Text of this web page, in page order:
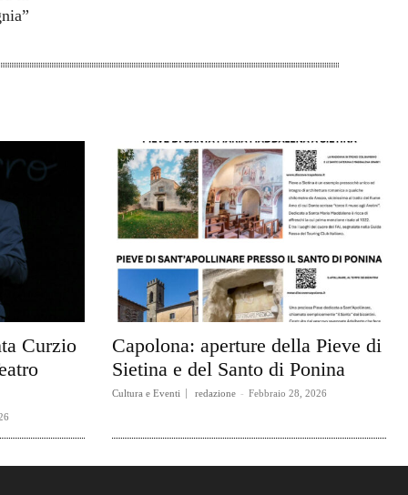
Curzio
Capolona: aperture della Pieve di
Sietina e del Santo di Ponina
Cultura e Eventi redazione - Febbraio 28, 2026